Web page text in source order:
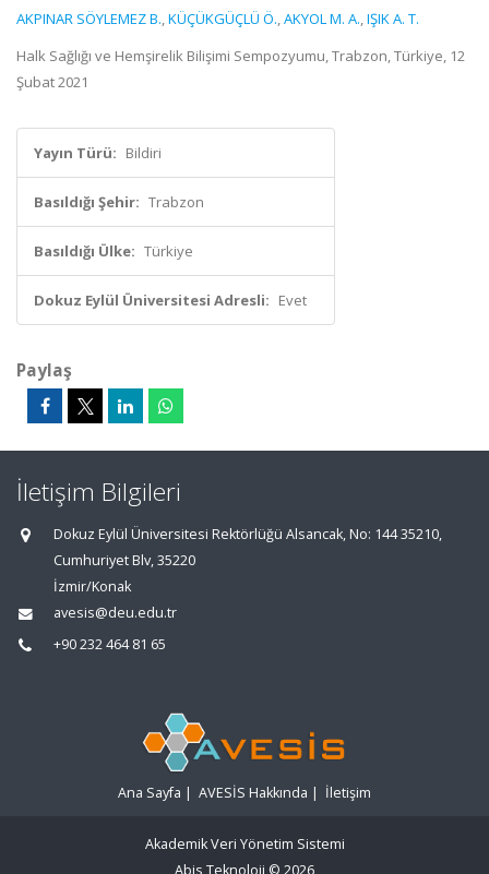
AKPINAR SÖYLEMEZ B.,KÜÇÜKGÜÇLÜ Ö.,AKYOL M. A.,IŞIK A. T.
Halk Sağlığı ve Hemşirelik Bilişimi Sempozyumu, Trabzon, Türkiye, 12
Şubat 2021
Yayın Türü: Bildiri
Basıldığı Şehir: Trabzon
Basıldığı Ülke: Türkiye
Dokuz Eylül Üniversitesi Adresli: Evet
Paylaş
İletişim Bilgileri
Dokuz Eylül Üniversitesi Rektörlüğü Alsancak, No: 144 35210,
Cumhuriyet Blv, 35220
İzmir/Konak
avesis@deu.edu.tr
+90 232 464 81 65
Ana Sayfa | AVESİS Hakkında | İletişim
Akademik Veri Yönetim Sistemi
Abis Teknoloji © 2026